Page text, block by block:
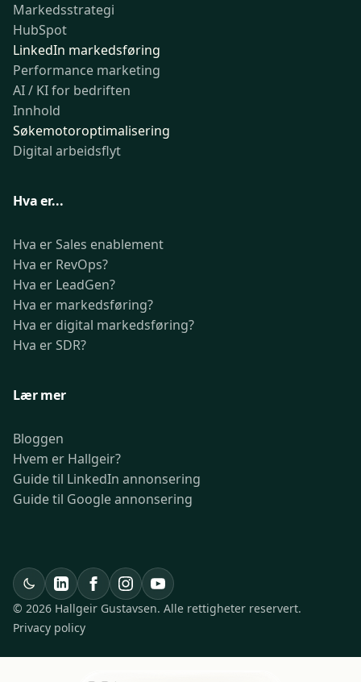
Markedsstrategi
HubSpot
LinkedIn markedsføring
Performance marketing
AI / KI for bedriften
Innhold
Søkemotoroptimalisering
Digital arbeidsflyt
Hva er...
Hva er Sales enablement
Hva er RevOps?
Hva er LeadGen?
Hva er markedsføring?
Hva er digital markedsføring?
Hva er SDR?
Lær mer
Bloggen
Hvem er Hallgeir?
Guide til LinkedIn annonsering
Guide til Google annonsering
© 2026 Hallgeir Gustavsen. Alle rettigheter reservert.
Privacy policy